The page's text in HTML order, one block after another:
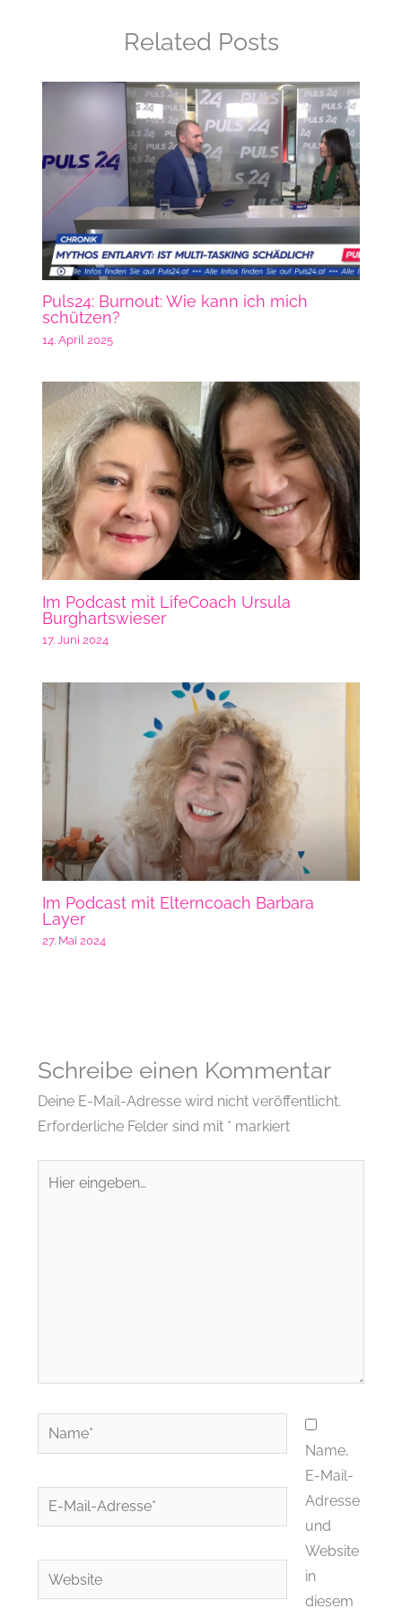
Related Posts
Puls24: Burnout: Wie kann ich mich
schützen?
14. April 2025
Im Podcast mit LifeCoach Ursula
Burghartswieser
17. Juni 2024
Im Podcast mit Elterncoach Barbara
Layer
27. Mai 2024
Schreibe einen Kommentar
Deine E-Mail-Adresse wird nicht veröffentlicht.
Erforderliche Felder sind mit * markiert
eingeben…
Name*
E-
Mail-
Website
Name,
E-Mail-
Adresse
und
Website
in
diesem